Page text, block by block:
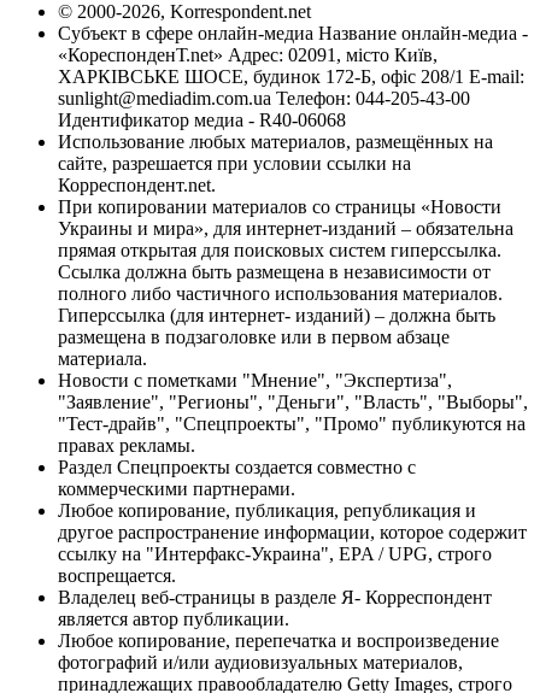
© 2000-2026, Korrespondent.net
Субъект в сфере онлайн-медиа Название онлайн-медиа -
«КореспонденТ.net» Адрес: 02091, місто Київ,
ХАРКІВСЬКЕ ШОСЕ, будинок 172-Б, офіс 208/1 E-mail:
sunlight@mediadim.com.ua Телефон: 044-205-43-00
Идентификатор медиа - R40-06068
Использование любых материалов, размещённых на
сайте, разрешается при условии ссылки на
Корреспондент.net.
При копировании материалов со страницы «Новости
Украины и мира», для интернет-изданий – обязательна
прямая открытая для поисковых систем гиперссылка.
Ссылка должна быть размещена в независимости от
полного либо частичного использования материалов.
Гиперссылка (для интернет- изданий) – должна быть
размещена в подзаголовке или в первом абзаце
материала.
Новости с пометками "Мнение", "Экспертиза",
"Заявление", "Регионы", "Деньги", "Власть", "Выборы",
"Тест-драйв", "Спецпроекты", "Промо" публикуются на
правах рекламы.
Раздел Спецпроекты создается совместно с
коммерческими партнерами.
Любое копирование, публикация, републикация и
другое распространение информации, которое содержит
ссылку на "Интерфакс-Украина", EPA / UPG, строго
воспрещается.
Владелец веб-страницы в разделе Я- Корреспондент
является автор публикации.
Любое копирование, перепечатка и воспроизведение
фотографий и/или аудиовизуальных материалов,
принадлежащих правообладателю Getty Images, строго